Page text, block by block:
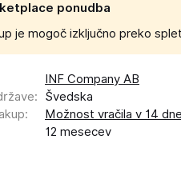
ponudba
je mogoč izključno preko
INF Company AB
:
Švedska
:
Možnost vračila v 14
12 mesecev